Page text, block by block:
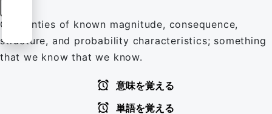
Certainties of known magnitude, consequence,
structure, and probability characteristics; something
that we know that we know.
意味を覚える
単語を覚える